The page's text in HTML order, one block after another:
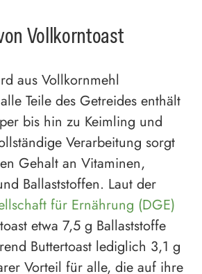
Vollkorntoast
aus Vollkornmehl
Teile des Getreides enthält
bis hin zu Keimling und
Verarbeitung sorgt
Gehalt an Vitaminen,
Ballaststoffen. Laut der
für Ernährung (DGE)
etwa 7,5 g Ballaststoffe
Buttertoast lediglich 3,1 g
Vorteil für alle, die auf ihre